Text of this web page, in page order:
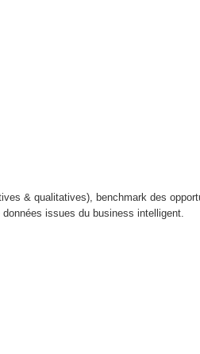
& qualitatives), benchmark des
issues du business intelligent.